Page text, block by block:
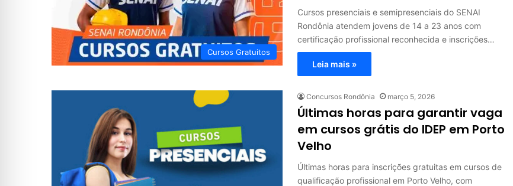
Cursos Gratuitos
Cursos presenciais e semipresenciais do SENAI
Rondônia atendem jovens de 14 a 23 anos com
certificação profissional reconhecida e inscrições…
Leia mais »
Concursos Rondônia março 5, 2026
Últimas horas para garantir vaga
em cursos grátis do IDEP em Porto
Velho
Últimas horas para inscrições gratuitas em cursos de
qualificação profissional em Porto Velho, com